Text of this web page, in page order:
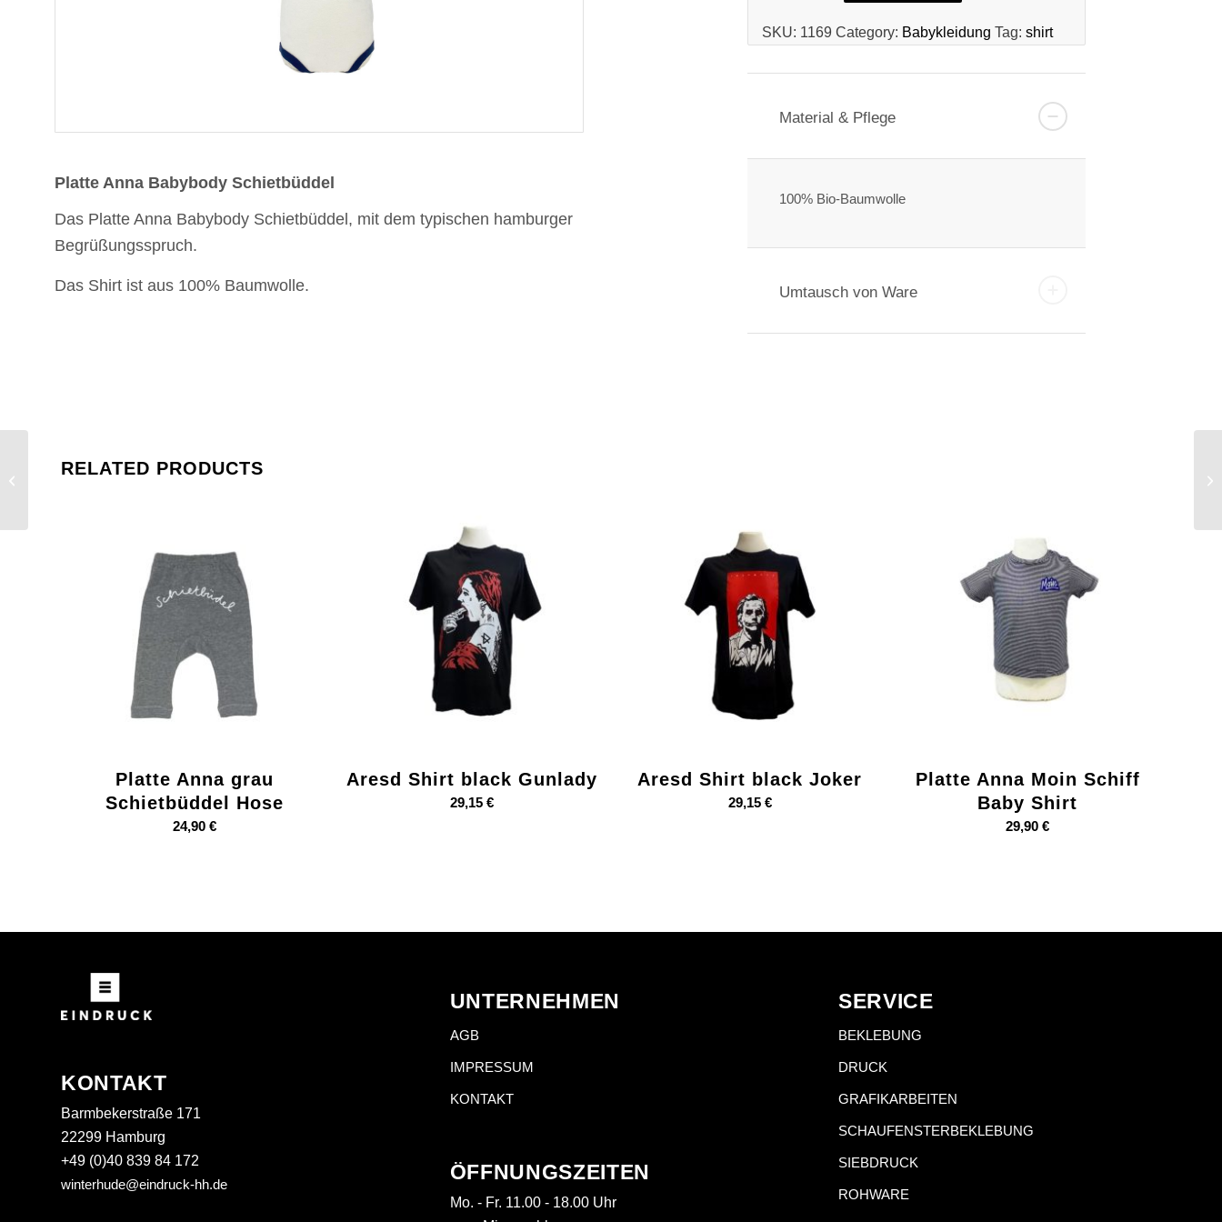
Platte Anna Babybody Schietbüddel
Das Platte Anna Babybody Schietbüddel, mit dem typischen hamburger
Begrüßungsspruch.
Das Shirt ist aus 100% Baumwolle.
SKU: 1169 Category: Babykleidung Tag: shirt
Material & Pflege
100% Bio-Baumwolle
Umtausch von Ware
RELATED PRODUCTS
Platte Anna grau
Schietbüddel Hose
24,90 €
Aresd Shirt black Gunlady
29,15€
Aresd Shirt black Joker
29,15 €
Platte Anna Moin Schiff
Baby Shirt
29,90€
KONTAKT
Barmbekerstraße 171
22299 Hamburg
+49 (0)40 839 84 172
winterhude@eindruck-hh.de
UNTERNEHMEN
AGB
IMPRESSUM
KONTAKT
ÖFFNUNGSZEITEN
Mo. - Fr. 11.00 - 18.00 Uhr
SERVICE
BEKLEBUNG
DRUCK
GRAFIKARBEITEN
SCHAUFENSTERBEKLEBUNG
SIEBDRUCK
ROHWARE
Platte Anna Möwe Baby